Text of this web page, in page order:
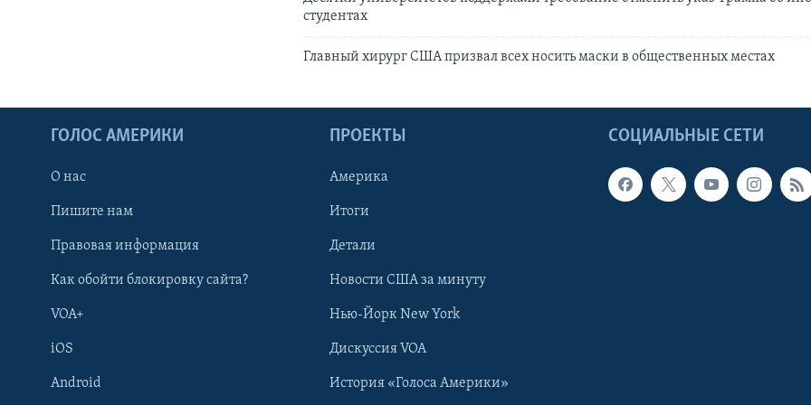
студентах
Главный хирург США призвал всех носить маски в общественных местах
СОЦИАЛЬНЫЕ СЕТИ
ГОЛОС АМЕРИКИ
О нас
Пишите нам
Правовая информация
Как обойти блокировку сайта?
VOA+
iOS
Android
ПРОЕКТЫ
Америка
Итоги
Детали
Новости США за минуту
Нью-Йорк New York
Дискуссия VOA
История «Голоса Америки»